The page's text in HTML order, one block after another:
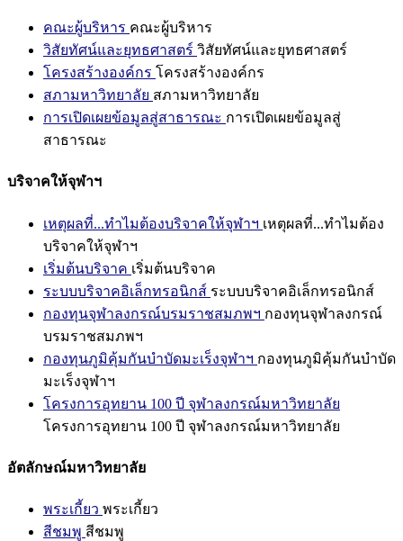
คณะผู้บริหาร คณะผู้บริหาร
วิสัยทัศน์และยุทธศาสตร์ วิสัยทัศน์และยุทธศาสตร์
โครงสร้างองค์กร โครงสร้างองค์กร
สภามหาวิทยาลัย สภามหาวิทยาลัย
การเปิดเผยข้อมูลสู่สาธารณะ การเปิดเผยข้อมูลสู่
สาธารณะ
บริจาคให้จุฬาฯ
เหตุผลที่...ทำไมต้องบริจาคให้จุฬาฯ เหตุผลที่...ทำไมต้อง
บริจาคให้จุฬาฯ
เริ่มต้นบริจาค เริ่มต้นบริจาค
ระบบบริจาคอิเล็กทรอนิกส์ ระบบบริจาคอิเล็กทรอนิกส์
กองทุนจุฬาลงกรณ์บรมราชสมภพฯ กองทุนจุฬาลงกรณ์
บรมราชสมภพฯ
กองทุนภูมิคุ้มกันบำบัดมะเร็งจุฬาฯ กองทุนภูมิคุ้มกันบำบัด
มะเร็งจุฬาฯ
โครงการอุทยาน 100 ปี จุฬาลงกรณ์มหาวิทยาลัย
โครงการอุทยาน 100 ปี จุฬาลงกรณ์มหาวิทยาลัย
อัตลักษณ์มหาวิทยาลัย
พระเกี้ยว พระเกี้ยว
สีชมพู สีชมพู